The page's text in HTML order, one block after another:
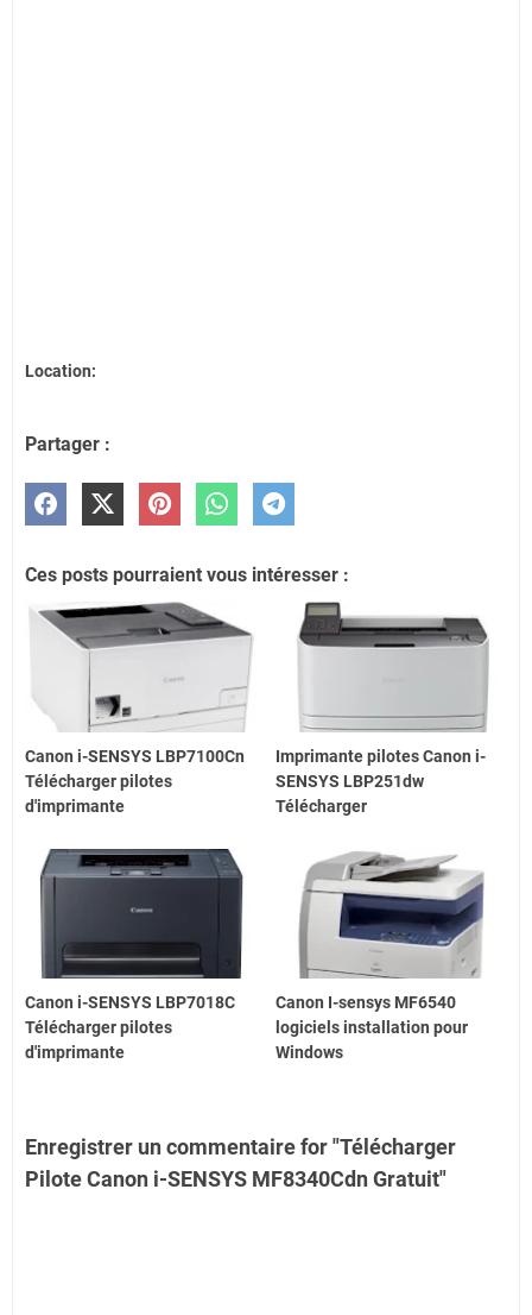
Location:
Partager :
Ces posts pourraient vous intéresser :
Canon i-SENSYS LBP7100Cn
Télécharger pilotes
d'imprimante
Imprimante pilotes Canon i-
SENSYS LBP251dw
Télécharger
Canon i-SENSYS LBP7018C
Télécharger pilotes
d'imprimante
Canon I-sensys MF6540
logiciels installation pour
Windows
Enregistrer un commentaire for "Télécharger
Pilote Canon i-SENSYS MF8340Cdn Gratuit"